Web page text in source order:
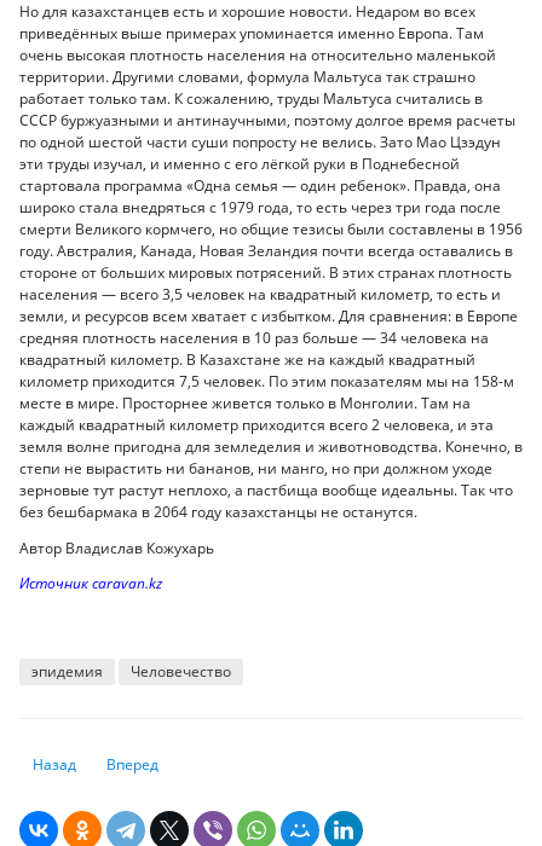
Но для казахстанцев есть и хорошие новости. Недаром во всех
приведённых выше примерах упоминается именно Европа. Там
очень высокая плотность населения на относительно маленькой
территории. Другими словами, формула Мальтуса так страшно
работает только там. К сожалению, труды Мальтуса считались в
СССР буржуазными и антинаучными, поэтому долгое время расчеты
по одной шестой части суши попросту не велись. Зато Мао Цзэдун
эти труды изучал, и именно с его лёгкой руки в Поднебесной
стартовала программа «Одна семья — один ребенок». Правда, она
широко стала внедряться с 1979 года, то есть через три года после
смерти Великого кормчего, но общие тезисы были составлены в 1956
году. Австралия, Канада, Новая Зеландия почти всегда оставались в
стороне от больших мировых потрясений. В этих странах плотность
населения — всего 3,5 человек на квадратный километр, то есть и
земли, и ресурсов всем хватает с избытком. Для сравнения: в Европе
средняя плотность населения в 10 раз больше — 34 человека на
квадратный километр. В Казахстане же на каждый квадратный
километр приходится 7,5 человек. По этим показателям мы на 158-м
месте в мире. Просторнее живется только в Монголии. Там на
каждый квадратный километр приходится всего 2 человека, и эта
земля волне пригодна для земледелия и животноводства. Конечно, в
степи не вырастить ни бананов, ни манго, но при должном уходе
зерновые тут растут неплохо, а пастбища вообще идеальны. Так что
без бешбармака в 2064 году казахстанцы не останутся.
Автор Владислав Кожухарь
Источник caravan.kz
эпидемия Человечество
Предыдущий: Новый список бесплатных лекарств и медизделий
Назад Следующий: Что изменится на Аль-Фараби, Тимирязева,
Вперед